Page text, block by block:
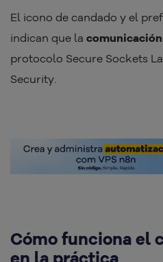
El icono de candado y el
indican que la
protocolo Secure Sockets
Security.
Cómo funciona el